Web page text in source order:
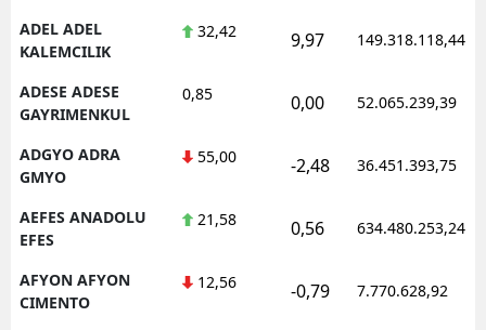
Gümüşhane
Isparta
ADEL ADEL
KALEMCILIK
32,42 9,97 149.318.118,44
ADESE ADESE
GAYRIMENKUL
0,85 0,00 52.065.239,39
ADGYO ADRA
GMYO
55,00 -2,48 36.451.393,75
AEFES ANADOLU
EFES
21,58 0,56 634.480.253,24
AFYON AFYON
CIMENTO
12,56 -0,79 7.770.628,92